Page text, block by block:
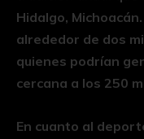
Hidalgo,
alrededor de dos
quienes podrían
cercana a los 250
En cuanto al